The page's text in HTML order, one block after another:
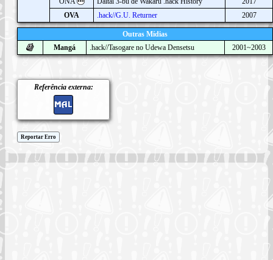
OVA
.hack//G.U. Returner 2007
Outras Mídias
Mangá
.hack//Tasogare no Udewa Densetsu 2001~2003
Referência externa:
Reportar Erro